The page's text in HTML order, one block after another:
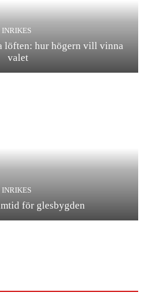
INRIKES
löften: hur högern vill vinna
valet
INRIKES
för glesbygden